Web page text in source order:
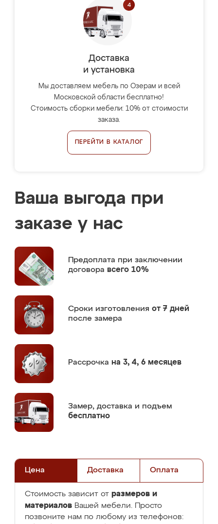
Доставка
и установка
Мы доставляем мебель по Озерам и всей
Московской области бесплатно!
Стоимость сборки мебели: 10% от стоимости
заказа.
ПЕРЕЙТИ В КАТАЛОГ
Ваша выгода при
заказе у нас
Предоплата при заключении
договора всего 10%
Сроки изготовления от 7 дней
после замера
Рассрочка на 3, 4, 6 месяцев
Замер, доставка и подъем
бесплатно
Цена Доставка Оплата
Стоимость зависит от размеров и
материалов Вашей мебели. Просто
позвоните нам по любому из телефонов: